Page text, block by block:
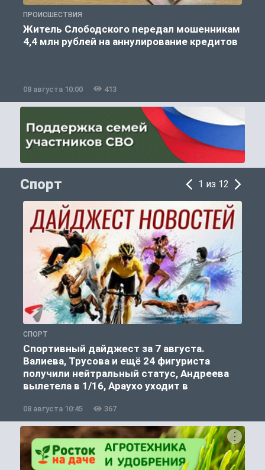
ПРОИСШЕСТВИЯ
Житель Слободского передал мошенникам
4,4 млн рублей на аннулирование кредитов
08 августа 10:00 413
Спорт 1 из 12
СПОРТ
Спортивный дайджест за 7 августа.
Валиева, Трусова и ещё 24 фигуриста
получили нейтральный статус, Андреева
вылетела в 1/16, Араухо уходит в
08 августа 10:45 367